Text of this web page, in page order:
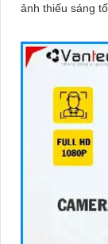
ảnh thiếu sáng